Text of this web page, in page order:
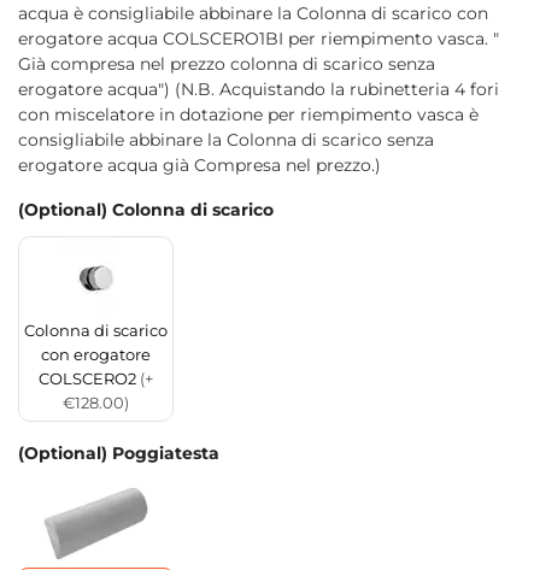
acqua è consigliabile abbinare la Colonna di scarico con
erogatore acqua COLSCERO1BI per riempimento vasca. "
Già compresa nel prezzo colonna di scarico senza
erogatore acqua") (N.B. Acquistando la rubinetteria 4 fori
con miscelatore in dotazione per riempimento vasca è
consigliabile abbinare la Colonna di scarico senza
erogatore acqua già Compresa nel prezzo.)
(Optional) Colonna di scarico
Colonna di scarico
con erogatore
COLSCERO2 (+
€128.00)
(Optional) Poggiatesta